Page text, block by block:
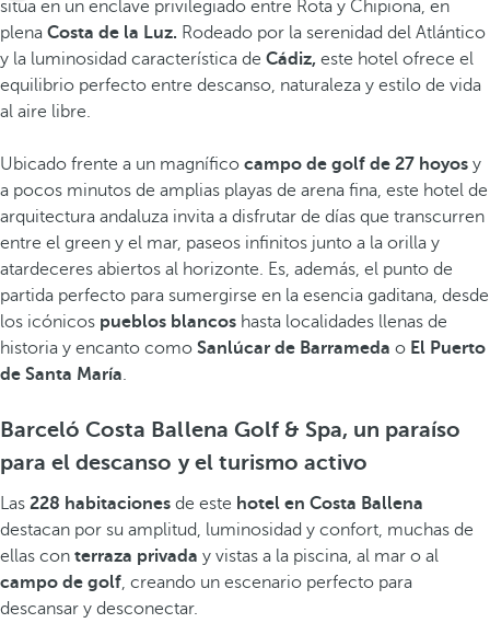
sitúa en un enclave privilegiado entre Rota y Chipiona, en
plena Costa de la Luz. Rodeado por la serenidad del Atlántico
y la luminosidad característica de Cádiz, este hotel ofrece el
equilibrio perfecto entre descanso, naturaleza y estilo de vida
al aire libre.
Ubicado frente a un magnífico campo de golf de 27 hoyos y
a pocos minutos de amplias playas de arena fina, este hotel de
arquitectura andaluza invita a disfrutar de días que transcurren
entre el green y el mar, paseos infinitos junto a la orilla y
atardeceres abiertos al horizonte. Es, además, el punto de
partida perfecto para sumergirse en la esencia gaditana, desde
los icónicos pueblos blancos hasta localidades llenas de
historia y encanto como Sanlúcar de Barrameda o El Puerto
de Santa María
Barceló Costa Ballena Golf & Spa, un paraíso
para el descanso y el turismo activo
Las 228 habitaciones de este hotel en Costa Ballena
destacan por su amplitud, luminosidad y confort, muchas de
ellas con terraza privada y vistas a la piscina, al mar o al
campo de golf , creando un escenario perfecto para
descansar y desconectar.